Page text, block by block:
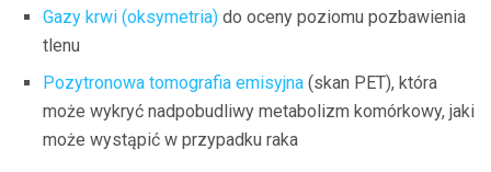
Gazy krwi (oksymetria) do oceny poziomu pozbawienia
tlenu
Pozytronowa tomografia emisyjna (skan PET), która
może wykryć nadpobudliwy metabolizm komórkowy, jaki
może wystąpić w przypadku raka